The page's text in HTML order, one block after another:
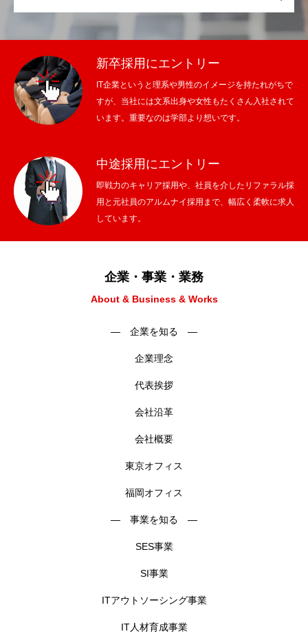
新卒採用にエントリー
IT企業というと理系や男性のイメージを持たれがちで
すが、当社には文系出身や女性もたくさん入社されて
います。重要なのは学部より想いです。
中途採用にエントリー
即戦力のキャリア採用や、社員を介したリファラル採
用と元社員のアルムナイ採用まで、幅広く柔軟に求人
しています。
企業・事業・業務
About & Business & Works
― 企業を知る ―
企業理念
代表挨拶
会社沿革
会社概要
東京オフィス
福岡オフィス
― 事業を知る ―
SES事業
SI事業
ITアウトソーシング事業
IT人材育成事業